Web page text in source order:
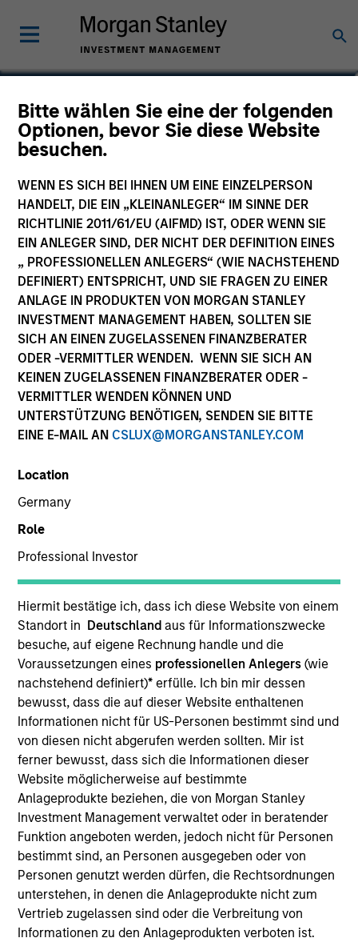
Bitte wählen Sie eine der folgenden
Optionen, bevor Sie diese Website
besuchen.
WENN ES SICH BEI IHNEN UM EINE EINZELPERSON
HANDELT, DIE EIN „KLEINANLEGER“ IM SINNE DER
RICHTLINIE 2011/61/EU (AIFMD) IST, ODER WENN SIE
EIN ANLEGER SIND, DER NICHT DER DEFINITION EINES
„ PROFESSIONELLEN ANLEGERS“ (WIE NACHSTEHEND
DEFINIERT) ENTSPRICHT, UND SIE FRAGEN ZU EINER
ANLAGE IN PRODUKTEN VON MORGAN STANLEY
INVESTMENT MANAGEMENT HABEN, SOLLTEN SIE
SICH AN EINEN ZUGELASSENEN FINANZBERATER
ODER -VERMITTLER WENDEN. WENN SIE SICH AN
KEINEN ZUGELASSENEN FINANZBERATER ODER -
VERMITTLER WENDEN KÖNNEN UND
UNTERSTÜTZUNG BENÖTIGEN, SENDEN SIE BITTE
EINE E-MAIL AN CSLUX@MORGANSTANLEY.COM
Location
Germany
Role
Professional Investor
Hiermit bestätige ich, dass ich diese Website von einem
Standort in Deutschland aus für Informationszwecke
besuche, auf eigene Rechnung handle und die
Voraussetzungen eines professionellen Anlegers(wie
nachstehend definiert)* erfülle. Ich bin mir dessen
bewusst, dass die auf dieser Website enthaltenen
Informationen nicht für US-Personen bestimmt sind und
von diesen nicht abgerufen werden sollten. Mir ist
ferner bewusst, dass sich die Informationen dieser
Website möglicherweise auf bestimmte
Anlageprodukte beziehen, die von Morgan Stanley
Investment Management verwaltet oder in beratender
Funktion angeboten werden, jedoch nicht für Personen
bestimmt sind, an Personen ausgegeben oder von
Personen genutzt werden dürfen, die Rechtsordnungen
unterstehen, in denen die Anlageprodukte nicht zum
Vertrieb zugelassen sind oder die Verbreitung von
Informationen zu den Anlageprodukten verboten ist.
Ashley Barone
Senior Associate
YEARS OF INDUSTRY EXPERIENCE
Ashley is a portfolio specialist on the Emerging
Markets Equity team. She joined Morgan Stanley in
2017 and has 6 years of investment experience.
Ashley holds her Series 7 and 63 registrations.
May not represent all Team Members.
The information on this page is for informational
purposes only. The information contained herein does
not constitute and should not be construed as an
offering of advisory services or an offer to sell or a
solicitation of an offer to buy any securities in any
jurisdiction in which such offer or solicitation,
purchase or sale would be unlawful under the
securities, insurance or other laws of such jurisdiction.